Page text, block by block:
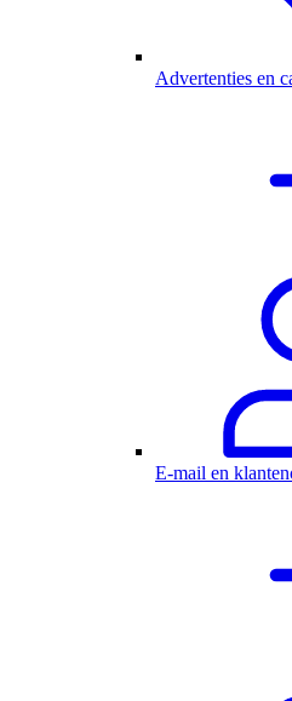
Advertenties en
E-mail en